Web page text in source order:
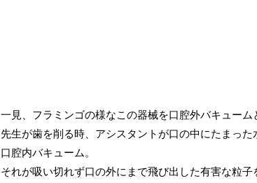
一見、フラミンゴの様なこの器械を口腔外バキューム
先生が歯を削る時、アシスタントが口の中にたまっ
口腔内バキューム。
それが吸い切れず口の外にまで飛び出した有害な粒